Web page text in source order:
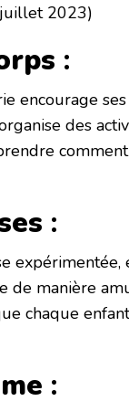
juillet 2023)
:
encourage
des
:
expérimentée,
manière
chaque
: